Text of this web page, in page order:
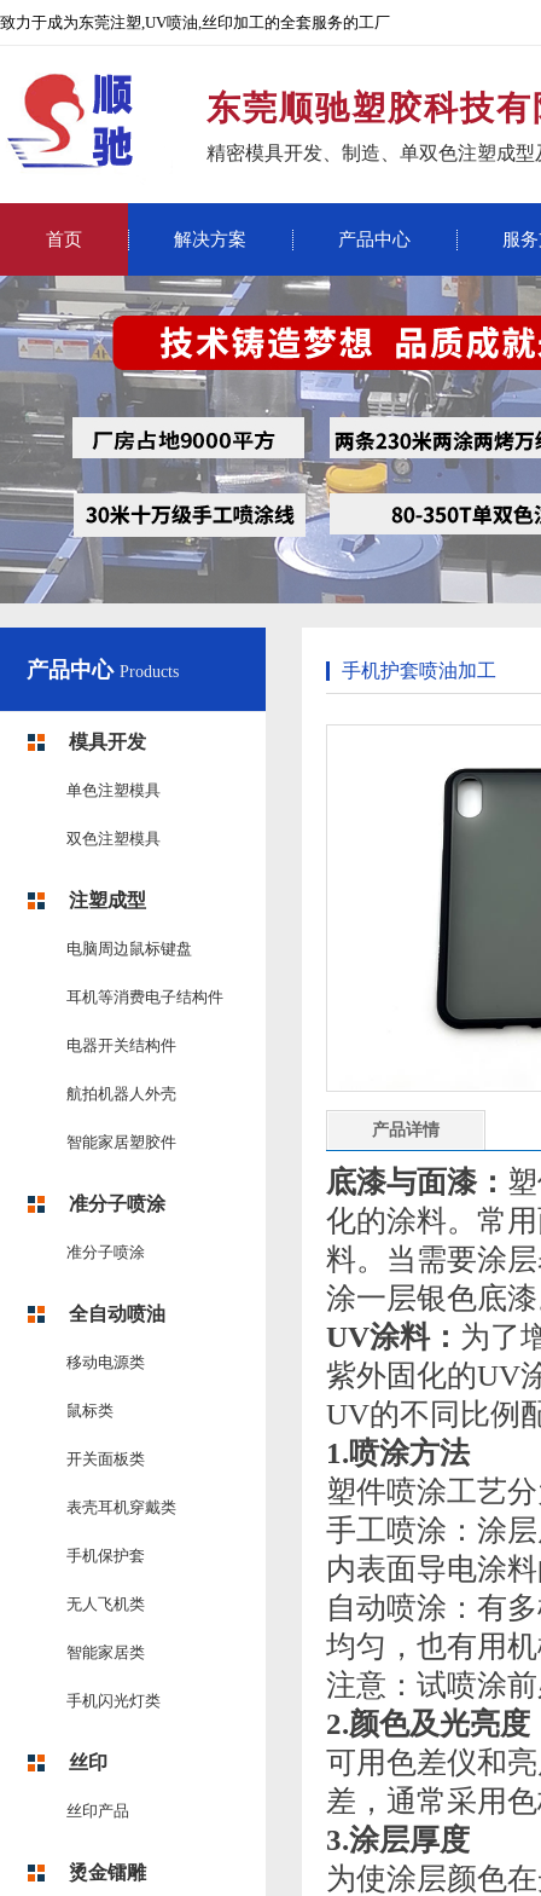
致力于成为东莞注塑,UV喷油,丝印加工的全套服务的工厂
东莞顺驰塑胶科技
精密模具开发、制造、单双色注塑成
首页 解决方案 产品中心 服
产品中心 Products
模具开发
单色注塑模具
双色注塑模具
注塑成型
电脑周边鼠标键盘
耳机等消费电子结构件
电器开关结构件
航拍机器人外壳
智能家居塑胶件
准分子喷涂
准分子喷涂
全自动喷油
移动电源类
鼠标类
开关面板类
表壳耳机穿戴类
手机保护套
无人飞机类
智能家居类
手机闪光灯类
丝印
丝印产品
烫金镭雕
手机护套喷油加工
产品详情
底漆与面漆：
化的涂料。常
料。当需要涂
涂一层银色底
UV涂料： 为了
紫外固化的UV
UV的不同比例
1.喷涂方法
塑件喷涂工艺
手工喷涂：涂
内表面导电涂
自动喷涂：有
均匀，也有用
注意：试喷涂
2.颜色及光亮度
可用色差仪和
差，通常采用
3.涂层厚度
为使涂层颜色